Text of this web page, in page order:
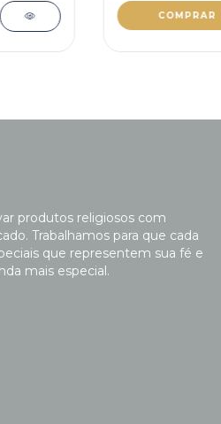
COMPRAR
produtos religiosos com
Trabalhamos para que cada
que representem sua fé e
mais especial.